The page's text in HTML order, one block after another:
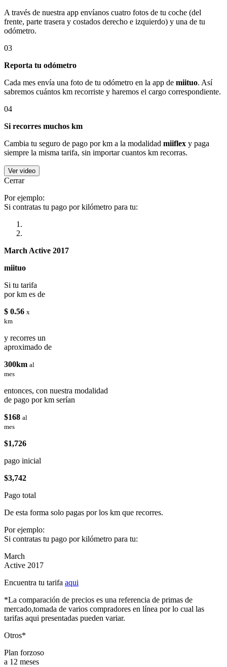
A través de nuestra app envíanos cuatro fotos de tu coche (del
frente, parte trasera y costados derecho e izquierdo) y una de tu
odómetro.
03
Reporta tu odómetro
Cada mes envía una foto de tu odómetro en la app de miituo. Así
sabremos cuántos km recorriste y haremos el cargo correspondiente.
04
Si recorres muchos km
Cambia tu seguro de pago por km a la modalidad miiflex y paga
siempre la misma tarifa, sin importar cuantos km recorras.
Ver video
Cerrar
Por ejemplo:
Si contratas tu pago por kilómetro para tu:
March Active 2017
miituo
Si tu tarifa
por km es de
$ 0.56 x
km
y recorres un
aproximado de
300km al
mes
entonces, con nuestra modalidad
de pago por km serían
$168 al
mes
$1,726
pago inicial
$3,742
Pago total
De esta forma solo pagas por los km que recorres.
Por ejemplo:
Si contratas tu pago por kilómetro para tu:
March
Active 2017
Encuentra tu tarifa aqui
*La comparación de precios es una referencia de primas de
mercado,tomada de varios compradores en línea por lo cual las
tarifas aqui presentadas pueden variar.
Otros*
Plan forzoso
a 12 meses